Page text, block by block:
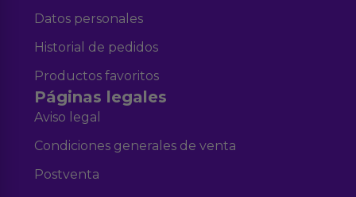
Datos personales
Historial de pedidos
Productos favoritos
Páginas legales
Aviso legal
Condiciones generales de venta
Postventa